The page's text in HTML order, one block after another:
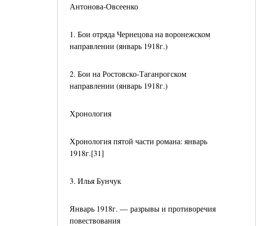
Антонова-Овсеенко
1. Бои отряда Чернецова на воронежском
направлении (январь 1918г.)
2. Бои на Ростовско-Таганрогском
направлении (январь 1918г.)
Хронология
Хронология пятой части романа: январь
1918г.[31]
3. Илья Бунчук
Январь 1918г. — разрывы и противоречия
повествования